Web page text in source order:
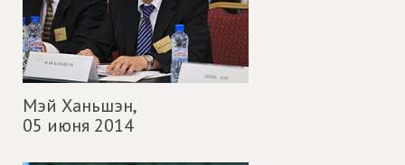
Мэй Ханьшэн,
05 июня 2014